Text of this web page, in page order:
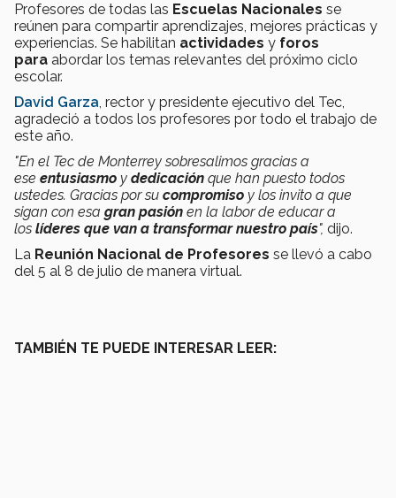
Profesores de todas las Escuelas Nacionales se
reúnen para compartir aprendizajes, mejores prácticas y
experiencias. Se habilitan actividades y foros
para abordar los temas relevantes del próximo ciclo
escolar.
David Garza, rector y presidente ejecutivo del Tec,
agradeció a todos los profesores por todo el trabajo de
este año.
"En el Tec de Monterrey sobresalimos gracias a
ese entusiasmo y dedicación que han puesto todos
ustedes. Gracias por su compromiso y los invito a que
sigan con esa gran pasión en la labor de educar a
los líderes que van a transformar nuestro país", dijo.
La Reunión Nacional de Profesores se llevó a cabo
del 5 al 8 de julio de manera virtual.
TAMBIÉN TE PUEDE INTERESAR LEER: